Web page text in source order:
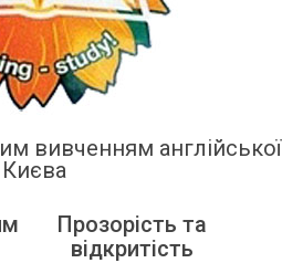
вивченням
Києва
Прозорість та
відкритість